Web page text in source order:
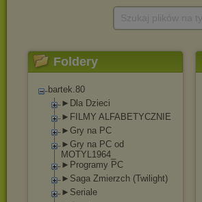
Foldery
bartek.80
►Dla Dzieci
►FILMY ALFABETYCZNIE
►Gry na PC
►Gry na PC od
MOTYL1964_
►Programy PC
►Saga Zmierzch (Twilight)
►Seriale